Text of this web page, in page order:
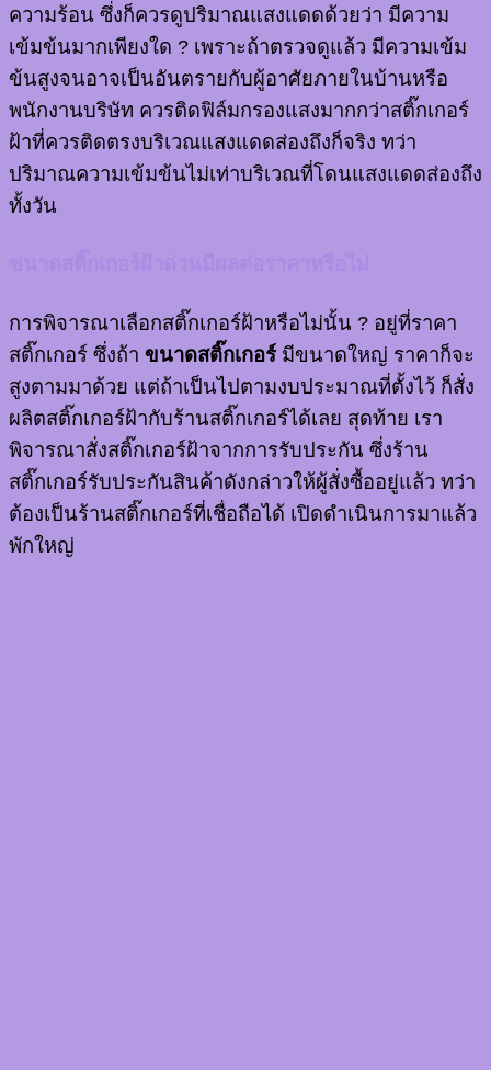
ความร้อน ซึ่งก็ควรดูปริมาณแสงแดดด้วยว่า มีความ
เข้มข้นมากเพียงใด ? เพราะถ้าตรวจดูแล้ว มีความเข้ม
ข้นสูงจนอาจเป็นอันตรายกับผู้อาศัยภายในบ้านหรือ
พนักงานบริษัท ควรติดฟิล์มกรองแสงมากกว่าสติ๊กเกอร์
ฝ้าที่ควรติดตรงบริเวณแสงแดดส่องถึงก็จริง ทว่า
ปริมาณความเข้มข้นไม่เท่าบริเวณที่โดนแสงแดดส่องถึง
ทั้งวัน
การพิจารณาเลือกสติ๊กเกอร์ฝ้าหรือไม่นั้น ? อยู่ที่ราคา
สติ๊กเกอร์ ซึ่งถ้า ขนาดสติ๊กเกอร์ มีขนาดใหญ่ ราคาก็จะ
สูงตามมาด้วย แต่ถ้าเป็นไปตามงบประมาณที่ตั้งไว้ ก็สั่ง
ผลิตสติ๊กเกอร์ฝ้ากับร้านสติ๊กเกอร์ได้เลย สุดท้าย เรา
พิจารณาสั่งสติ๊กเกอร์ฝ้าจากการรับประกัน ซึ่งร้าน
สติ๊กเกอร์รับประกันสินค้าดังกล่าวให้ผู้สั่งซื้ออยู่แล้ว ทว่า
ต้องเป็นร้านสติ๊กเกอร์ที่เชื่อถือได้ เปิดดำเนินการมาแล้ว
พักใหญ่